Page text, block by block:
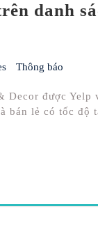
danh
Thông báo
Decor được Yelp
bán lẻ có tốc độ